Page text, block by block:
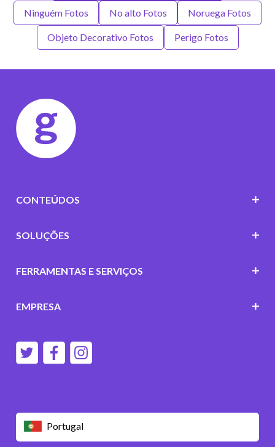
Ninguém Fotos No alto Fotos Noruega Fotos
Objeto Decorativo Fotos Perigo Fotos
Portugal
CONTEÚDOS
SOLUÇÕES
FERRAMENTAS E SERVIÇOS
EMPRESA